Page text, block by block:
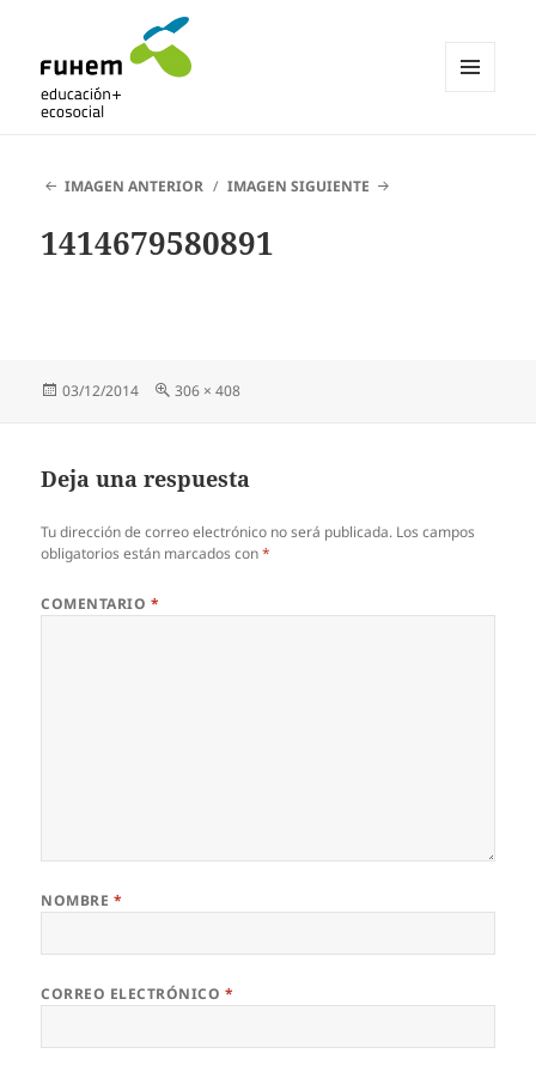
IMAGEN ANTERIOR IMAGEN SIGUIENTE
1414679580891
Publicado
03/12/2014
Tamaño
306 × 408
Deja una respuesta
Tu dirección de correo electrónico no será publicada. Los campos
obligatorios están marcados con*
COMENTARIO *
NOMBRE *
CORREO ELECTRÓNICO *